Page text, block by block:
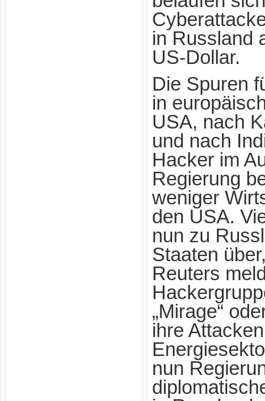
in Russland
US-Dollar.
Die Spuren
in
USA, nach
und nach
Hacker im
Regierung
weniger
den USA.
nun zu
Staaten
Reuters
„Mirage“
ihre
nun